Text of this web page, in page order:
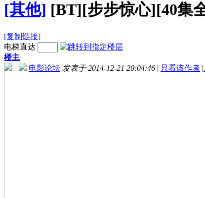
[其他] [BT][步步惊心][40集
[复制链接]
电梯直达
楼主
电影论坛 发表于 2014-12-21 20:04:46 | 只看该作者 |